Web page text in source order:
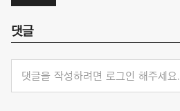
댓글
댓글을 작성하려면 로그인 해주세요.